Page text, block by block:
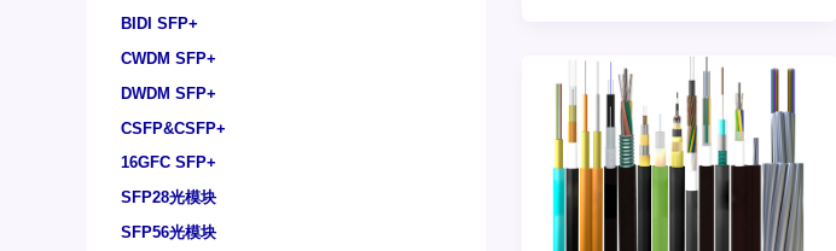
BIDI SFP+
CWDM SFP+
DWDM SFP+
CSFP&CSFP+
16GFC SFP+
SFP28光模块
SFP56光模块